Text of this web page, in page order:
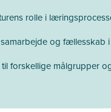
rolle i
og fællesskab
til forskellige målgrupper